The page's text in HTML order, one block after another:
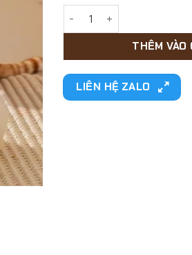
THÊM VÀO
LIÊN HỆ ZALO